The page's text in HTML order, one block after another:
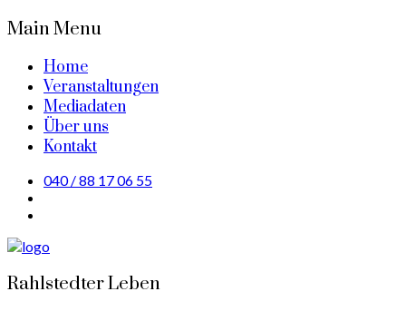
Main Menu
Home
Veranstaltungen
Mediadaten
Über uns
Kontakt
040 / 88 17 06 55
Rahlstedter Leben